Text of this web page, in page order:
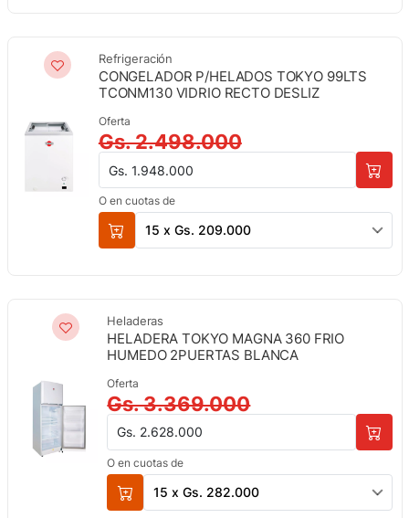
Refrigeración
CONGELADOR P/HELADOS TOKYO 99LTS
TCONM130 VIDRIO RECTO DESLIZ
Oferta
Gs. 2.498.000
Gs. 1.948.000
O en cuotas de
15 x Gs. 209.000
Heladeras
HELADERA TOKYO MAGNA 360 FRIO
HUMEDO 2PUERTAS BLANCA
Oferta
Gs. 3.369.000
Gs. 2.628.000
O en cuotas de
15 x Gs. 282.000